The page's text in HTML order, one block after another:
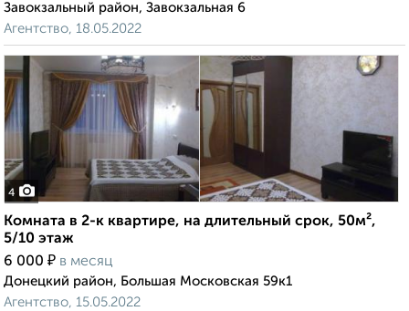
Завокзальный район, Завокзальная 6
Агентство, 18.05.2022
4
Комната в 2-к квартире, на длительный срок, 50м²,
5/10 этаж
6 000 ₽ в месяц
Донецкий район, Большая Московская 59к1
Агентство, 15.05.2022